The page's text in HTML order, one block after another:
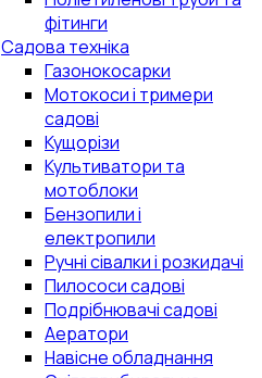
фітинги
Садова техніка
Газонокосарки
Мотокоси і тримери
садові
Кущорізи
Культиватори та
мотоблоки
Бензопили і
електропили
Ручні сівалки і розкидачі
Пилососи садові
Подрібнювачі садові
Аератори
Навісне обладнання